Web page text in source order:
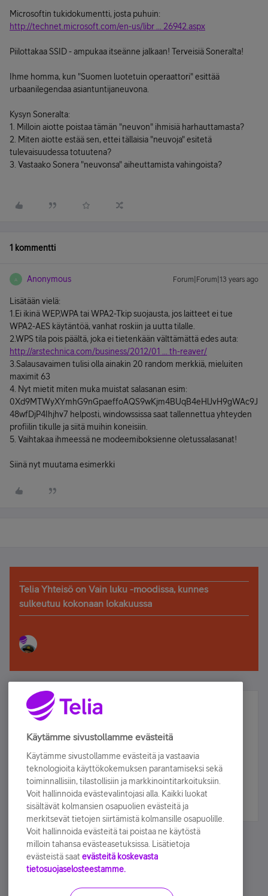
Microsoftin tukidokumentti, josta puhuin:
http://technet.microsoft.com/en-us/libr ... 26942.aspx
Piilottakaa SSID - ampukaa itseänne jalkaan! Terveisiä Soneralta!
Ihme homma, kun "Suomen luotetuin operaattori" esittää
urbaanilegendaa asiantuntijaneuvona.
Kysyn Soneralta:
1. Milloin aiotte poistaa tämän "neuvon" ihmisiä harhauttamasta?
2. Miten aiotte estää sen, ettei tällaisia "neuvoja" esitetä
tulevaisuudessa totuutena?
3. Vastaako Sonera "neuvonsa" aiheuttamista vahingoista?
1 kommentti
A Anonymous Forum|Forum|13 years ago
Lisätään vielä:
1.Ei ikinä WEP,WPA tai WPA2-Tkip suojausta, jos laitteet ei tue
WPA2-AES käytäntöä, vanhat roskiin ja uutta tilalle.
2.WPS tila pois päältä, joka ei tietenkään välttämättä edes auta:
http://arstechnica.com/business/2012/01 ... th-reaver/
3.Salausavaimen tulisi olla ainakin 20 random merkkiä, mieluiten
maximit 63
4. Nyt mietit miten muka muistat salasanan esim:
0Xd9MTWyXYmhG9nGpaeffoAQS9wKjm4BUqB4eHlJvH9gWAc9J
48wfDjP4Ihjhv7 helposti, windowssissa saat tallennettua yhteyden
profiilin tikulle ja siitä muihin koneisiin.
5. Vaihtakaa ihmeessä ne modeemiboksienne oletussalasanat!
Siinä nyt muutama esimerkki
Telia Yhteisö on Vain luku -moodissa, kunnes
sulkeutuu kokonaan lokakuussa
Älä jää paitsi – osallistu ja voita!
Tilaa Telian uutiskirje ja olet mukana arvonnassa.
sähköpostiisi.
Tilaa nyt
Käytämme sivustollamme evästeitä
Käytämme sivustollamme evästeitä ja vastaavia
teknologioita käyttökokemuksen parantamiseksi sekä
toiminnallisiin, tilastollisiin ja markkinointitarkoituksiin.
Voit hallinnoida evästevalintojasi alla. Kaikki luokat
sisältävät kolmansien osapuolien evästeitä ja
merkitsevät tietojen siirtämistä kolmansille osapuolille.
Voit hallinnoida evästeitä tai poistaa ne käytöstä
milloin tahansa evästeasetuksissa. Lisätietoja
evästeistä saat evästeitä koskevasta
tietosuojaselosteestamme.